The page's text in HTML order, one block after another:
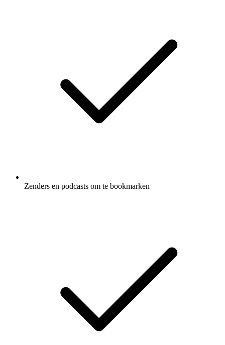
Zenders en podcasts om te bookmarken